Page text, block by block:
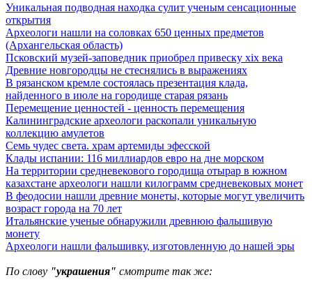
Уникальная подводная находка сулит ученым сенсационные
открытия
Археологи нашли на соловках 650 ценных предметов
(Архангельская область)
Псковский музей-заповедник приобрел привеску xix века
Древние новгородцы не стеснялись в выражениях
В рязанском кремле состоялась презентация клада,
найденного в июле на городище старая рязань
Перемещение ценностей - ценность перемещения
Калининградские археологи раскопали уникальную
коллекцию амулетов
Семь чудес света. храм артемиды эфесской
Клады испании: 116 миллиардов евро на дне морском
На территории средневекового городища отырар в южном
казахстане археологи нашли килограмм средневековых монет
В феодосии нашли древние монеты, которые могут увеличить
возраст города на 70 лет
Итальянские ученые обнаружили древнюю фальшивую
монету
Археологи нашли фальшивку, изготовленную до нашей эры
По слову "украшения" смотрите так же: